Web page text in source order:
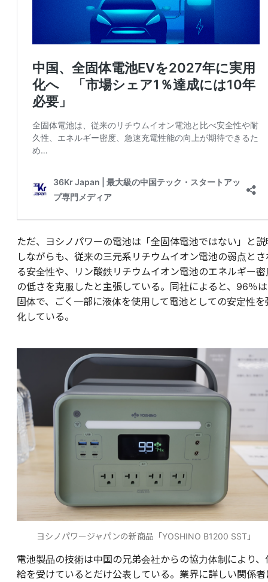
ただ、ヨシノパワーの電池は「全固体電池ではない」と説
しながらも、従来の三元系リチウムイオン電池の弱点とさ
る安全性や、リン酸鉄リチウムイオン電池のエネルギー密
の低さを克服したと主張している。同社によると、96％は
固体で、ごく一部に液体を使用して電池としての安定性を
化している。
ヨシノパワージャパンの新商品「YOSHINO B1200 SST」
電池製品の技術は中国の兄弟会社からの協力体制により、
給を受けているとだけ公表している。業界に詳しい関係者